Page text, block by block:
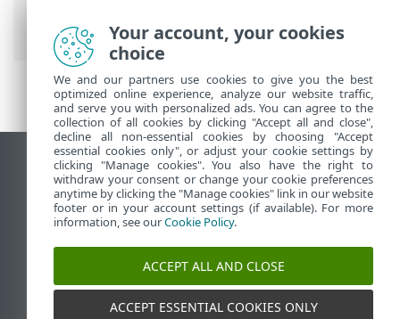
detection sensor — Linux
Использовать сайт для ПК
End of Life
База знаний ESET
ESET Status Portal
Региональная поддержка
Your account, your cookies
choice
We and our partners use cookies to give you the best
optimized online experience, analyze our website traffic,
and serve you with personalized ads. You can agree to the
collection of all cookies by clicking "Accept all and close",
decline all non-essential cookies by choosing "Accept
essential cookies only", or adjust your cookie settings by
clicking "Manage cookies". You also have the right to
withdraw your consent or change your cookie preferences
anytime by clicking the "Manage cookies" link in our website
footer or in your account settings (if available). For more
information, see ourCookie Policy.
ACCEPT ALL AND CLOSE
ACCEPT ESSENTIAL COOKIES ONLY